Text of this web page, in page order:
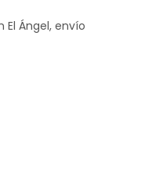
Ángel, envío